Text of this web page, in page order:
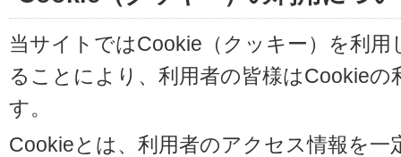
当サイトではCookie（クッキー）を利
ることにより、利用者の皆様はCookie
す。
Cookieとは、利用者のアクセス情報を